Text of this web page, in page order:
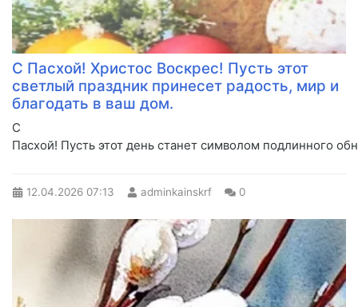
С Пасхой! Христос Воскрес! Пусть этот
светлый праздник принесет радость, мир и
благодать в ваш дом.
С
Пасхой! Пусть этот день станет символом подлинного
12.04.2026 07:13 adminkainskrf 0